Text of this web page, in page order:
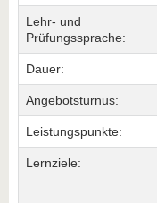
Lehr- und
Prüfungssprache:
Dauer:
Angebotsturnus:
Leistungspunkte:
Lernziele: